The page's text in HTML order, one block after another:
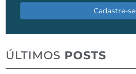
Cadastre-se
ÚLTIMOS POSTS